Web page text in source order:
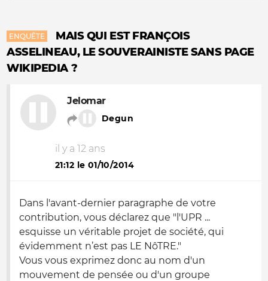
ENQUÊTE
MAIS QUI EST FRANÇOIS
ASSELINEAU, LE SOUVERAINISTE SANS PAGE
WIKIPEDIA ?
Jelomar
Degun
il y a 12 ans
21:12 le 01/10/2014
Dans l'avant-dernier paragraphe de votre
contribution, vous déclarez que "l'UPR ...
esquisse un véritable projet de société, qui
évidemment n’est pas LE NôTRE."
Vous vous exprimez donc au nom d'un
mouvement de pensée ou d'un groupe